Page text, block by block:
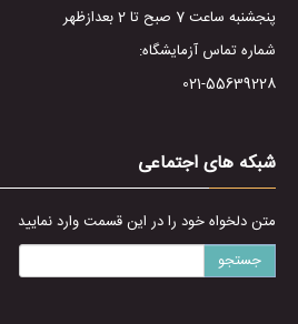
پنجشنبه ساعت 7 صبح تا 2 بعدازظهر
شماره تماس آزمایشگاه:
021-55639228
شبکه های اجتماعی
متن دلخواه خود را در این قسمت وارد نمایید
جستجو